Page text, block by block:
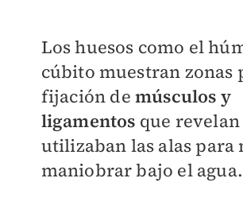
Los huesos como el
cúbito muestran zonas
fijación de músculos y
ligamentos que revelan
utilizaban las alas para
maniobrar bajo el agua.